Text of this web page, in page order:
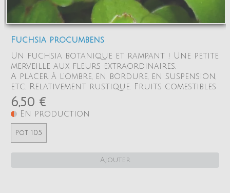
Fuchsia procumbens
Un fuchsia botanique et rampant ! Une petite
merveille aux fleurs extraordinaires.
A placer à l'ombre, en bordure, en suspension,
etc. Relativement rustique. Fruits comestibles
6,50 €
En production
Pot 10.5
Ajouter